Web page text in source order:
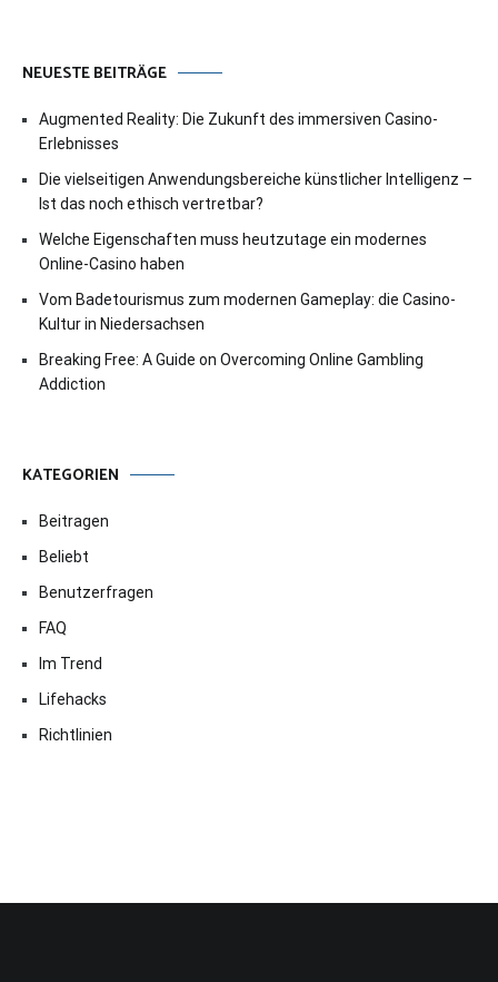
NEUESTE BEITRÄGE
Augmented Reality: Die Zukunft des immersiven Casino-
Erlebnisses
Die vielseitigen Anwendungsbereiche künstlicher Intelligenz –
Ist das noch ethisch vertretbar?
Welche Eigenschaften muss heutzutage ein modernes
Online-Casino haben
Vom Badetourismus zum modernen Gameplay: die Casino-
Kultur in Niedersachsen
Breaking Free: A Guide on Overcoming Online Gambling
Addiction
KATEGORIEN
Beitragen
Beliebt
Benutzerfragen
FAQ
Im Trend
Lifehacks
Richtlinien